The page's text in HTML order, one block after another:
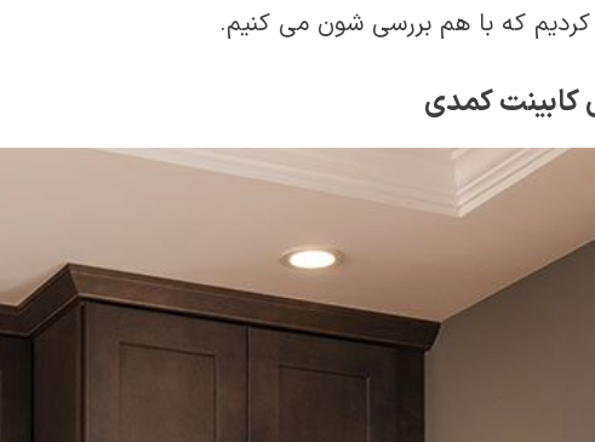
کردیم که با هم بررسی شون می کنیم.
کمدی